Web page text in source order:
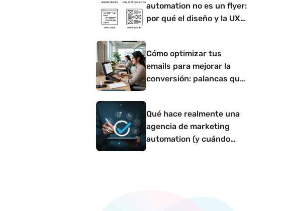
automation no es un flyer:
por qué el diseño y la UX
Cómo optimizar tus
emails para mejorar la
conversión: palancas que
Qué hace realmente una
agencia de marketing
automation (y cuándo